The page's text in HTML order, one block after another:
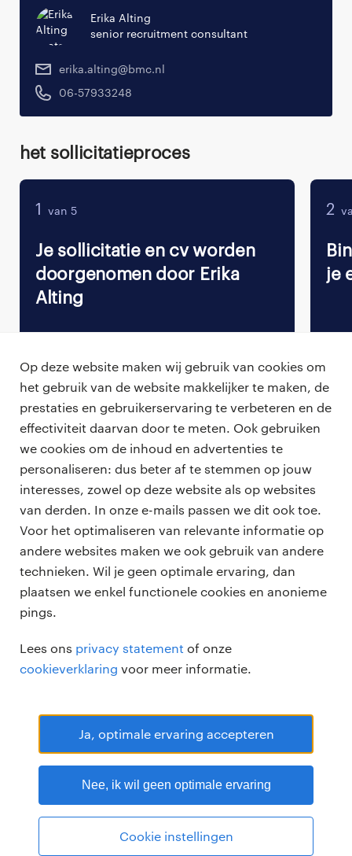
Op deze website maken wij gebruik van cookies om
het gebruik van de website makkelijker te maken, de
prestaties en gebruikerservaring te verbeteren en de
effectiviteit daarvan door te meten. Ook gebruiken
we cookies om de inhoud en advertenties te
personaliseren: dus beter af te stemmen op jouw
interesses, zowel op deze website als op websites
van derden. In onze e-mails passen we dit ook toe.
Voor het optimaliseren van relevante informatie op
andere websites maken we ook gebruik van andere
technieken. Wil je geen optimale ervaring, dan
plaatsen we enkel functionele cookies en anonieme
pings.
Lees ons privacy statement of onze
cookieverklaring voor meer informatie.
Ja, optimale ervaring accepteren
Nee, ik wil geen optimale ervaring
Cookie instellingen
Erika Alting
senior recruitment consultant
erika.alting@bmc.nl
06-57933248
Het sollicitatieproces
1 van 5
Je sollicitatie en cv worden
doorgenomen door Erika
Alting
2
je
Terug naar vacature overzicht
professionals
vacatures
zzp-opdrachten
careers for expats
voor opdrachtgevers
vacature plaatsen
over ons
werken bij Randstad
onze kantoren
Randstad Professional Google score 4.15 - 118 reviews
RANDSTAD PROFESSIONAL is een geregistreerd handelsmerk van
Randstad N.V.
Cookies Disclaimer